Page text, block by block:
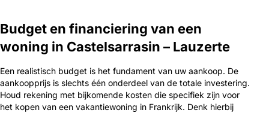
Budget en financiering van een
woning in Castelsarrasin – Lauzerte
Een realistisch budget is het fundament van uw aankoop. De
aankoopprijs is slechts één onderdeel van de totale investering.
Houd rekening met bijkomende kosten die specifiek zijn voor
het kopen van een vakantiewoning in Frankrijk. Denk hierbij